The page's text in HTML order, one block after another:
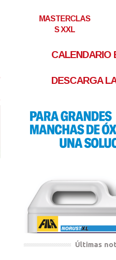
MASTERCLAS
S XXL
CALENDARIO
DESCARGA
Últimas